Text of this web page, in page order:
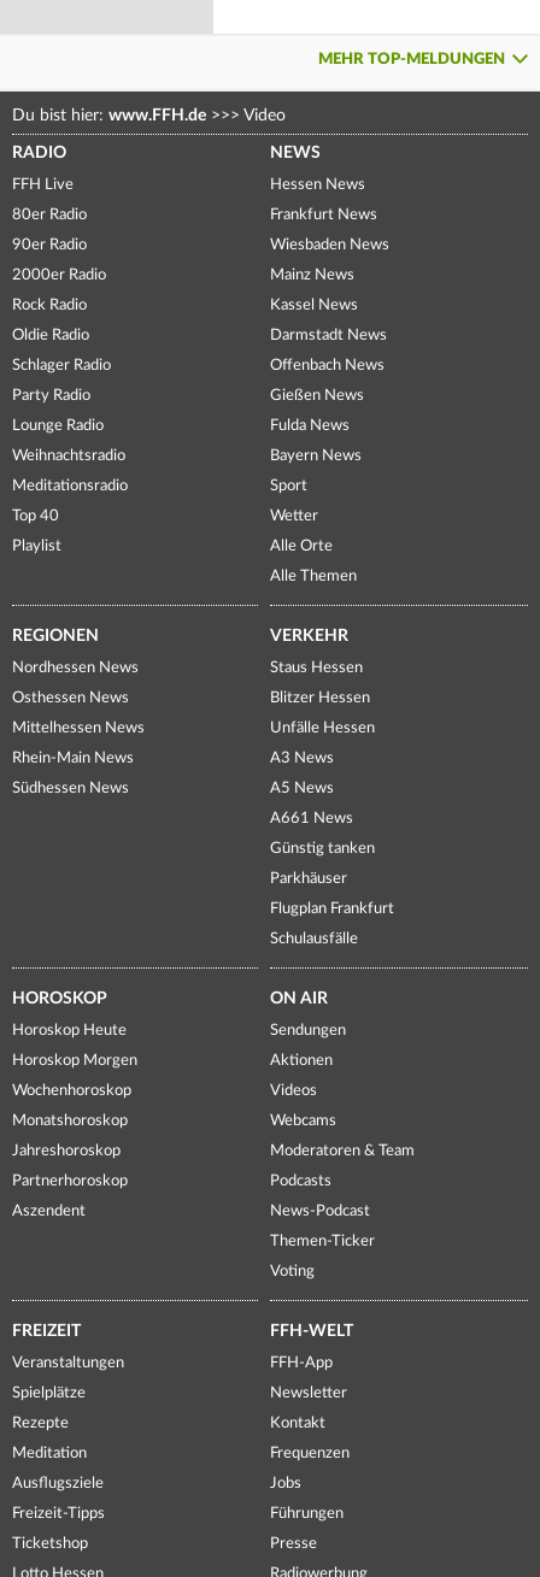
MEHR TOP-MELDUNGEN
Du bist hier: www.FFH.de >>> Video
RADIO
FFH Live
80er Radio
90er Radio
2000er Radio
Rock Radio
Oldie Radio
Schlager Radio
Party Radio
Lounge Radio
Weihnachtsradio
Meditationsradio
Top 40
Playlist
NEWS
Hessen News
Frankfurt News
Wiesbaden News
Mainz News
Kassel News
Darmstadt News
Offenbach News
Gießen News
Fulda News
Bayern News
Sport
Wetter
Alle Orte
Alle Themen
REGIONEN
Nordhessen News
Osthessen News
Mittelhessen News
Rhein-Main News
Südhessen News
VERKEHR
Staus Hessen
Blitzer Hessen
Unfälle Hessen
A3 News
A5 News
A661 News
Günstig tanken
Parkhäuser
Flugplan Frankfurt
Schulausfälle
HOROSKOP
Horoskop Heute
Horoskop Morgen
Wochenhoroskop
Monatshoroskop
Jahreshoroskop
Partnerhoroskop
Aszendent
ON AIR
Sendungen
Aktionen
Videos
Webcams
Moderatoren & Team
Podcasts
News-Podcast
Themen-Ticker
Voting
FREIZEIT
Veranstaltungen
Spielplätze
Rezepte
Meditation
Ausflugsziele
Freizeit-Tipps
Ticketshop
Lotto Hessen
FFH-WELT
FFH-App
Newsletter
Kontakt
Frequenzen
Jobs
Führungen
Presse
Radiowerbung